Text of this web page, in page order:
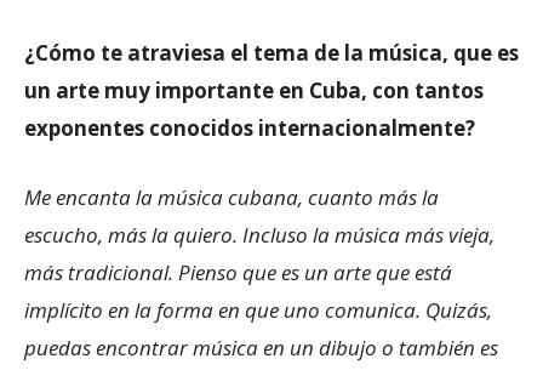
¿Cómo te atraviesa el tema de la música, que es
un arte muy importante en Cuba, con tantos
exponentes conocidos internacionalmente?
Me encanta la música cubana, cuanto más la
escucho, más la quiero. Incluso la música más vieja,
más tradicional. Pienso que es un arte que está
implícito en la forma en que uno comunica. Quizás,
puedas encontrar música en un dibujo o también es